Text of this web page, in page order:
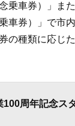
乗車券）」ま
車券）」で市
の種類に応じ
100周年記念ス